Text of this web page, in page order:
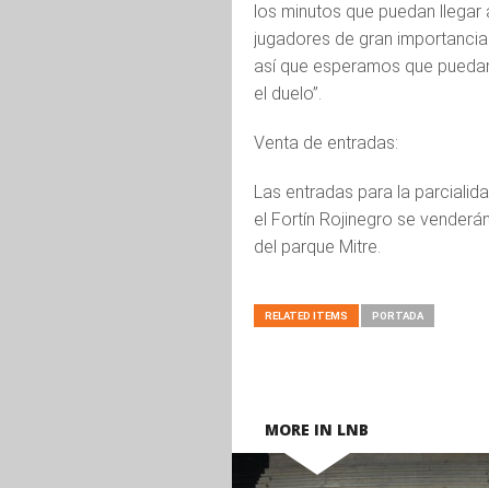
los minutos que puedan
jugadores de gran
así que esperamos que
el duelo”.
Venta de entradas:
Las entradas para la
el Fortín Rojinegro se
del parque Mitre.
RELATED ITEMS PORTADA
MORE IN LNB